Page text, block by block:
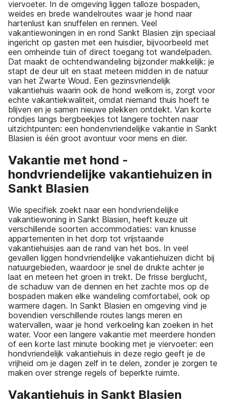
viervoeter. In de omgeving liggen talloze bospaden,
weides en brede wandelroutes waar je hond naar
hartenlust kan snuffelen en rennen. Veel
vakantiewoningen in en rond Sankt Blasien zijn speciaal
ingericht op gasten met een huisdier, bijvoorbeeld met
een omheinde tuin of direct toegang tot wandelpaden.
Dat maakt de ochtendwandeling bijzonder makkelijk: je
stapt de deur uit en staat meteen midden in de natuur
van het Zwarte Woud. Een gezinsvriendelijk
vakantiehuis waarin ook de hond welkom is, zorgt voor
echte vakantiekwaliteit, omdat niemand thuis hoeft te
blijven en je samen nieuwe plekken ontdekt. Van korte
rondjes langs bergbeekjes tot langere tochten naar
uitzichtpunten: een hondenvriendelijke vakantie in Sankt
Blasien is één groot avontuur voor mens en dier.
Vakantie met hond -
hondvriendelijke vakantiehuizen in
Sankt Blasien
Wie specifiek zoekt naar een hondvriendelijke
vakantiewoning in Sankt Blasien, heeft keuze uit
verschillende soorten accommodaties: van knusse
appartementen in het dorp tot vrijstaande
vakantiehuisjes aan de rand van het bos. In veel
gevallen liggen hondvriendelijke vakantiehuizen dicht bij
natuurgebieden, waardoor je snel de drukte achter je
laat en meteen het groen in trekt. De frisse berglucht,
de schaduw van de dennen en het zachte mos op de
bospaden maken elke wandeling comfortabel, ook op
warmere dagen. In Sankt Blasien en omgeving vind je
bovendien verschillende routes langs meren en
watervallen, waar je hond verkoeling kan zoeken in het
water. Voor een langere vakantie met meerdere honden
of een korte last minute booking met je viervoeter: een
hondvriendelijk vakantiehuis in deze regio geeft je de
vrijheid om je dagen zelf in te delen, zonder je zorgen te
maken over strenge regels of beperkte ruimte.
Vakantiehuis in Sankt Blasien